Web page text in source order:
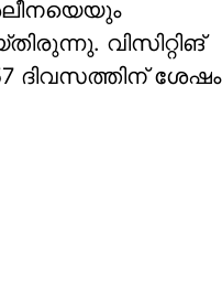
വിസിറ്റിങ്
ദിവസത്തിന് ശേഷം